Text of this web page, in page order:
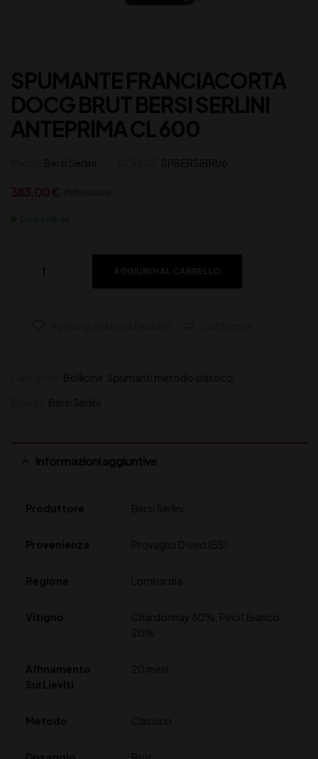
SPUMANTE FRANCIACORTA
DOCG BRUT BERSI SERLINI
ANTEPRIMA CL 600
Bersi Serlini SPBERSIBRU6
AGGIUNGI AL CARRELLO
Bollicine Spumanti metodo classico
Bersi Serlini
Informazioni aggiuntive
Produttore Bersi Serlini
Provenienza Provaglio D Iseo (BS)
Regione Lombardia
Vitigno
Chardonnay 80%, Pinot Bianco
20%
Affinamento
Sui Lieviti
20 mesi
Metodo Classico